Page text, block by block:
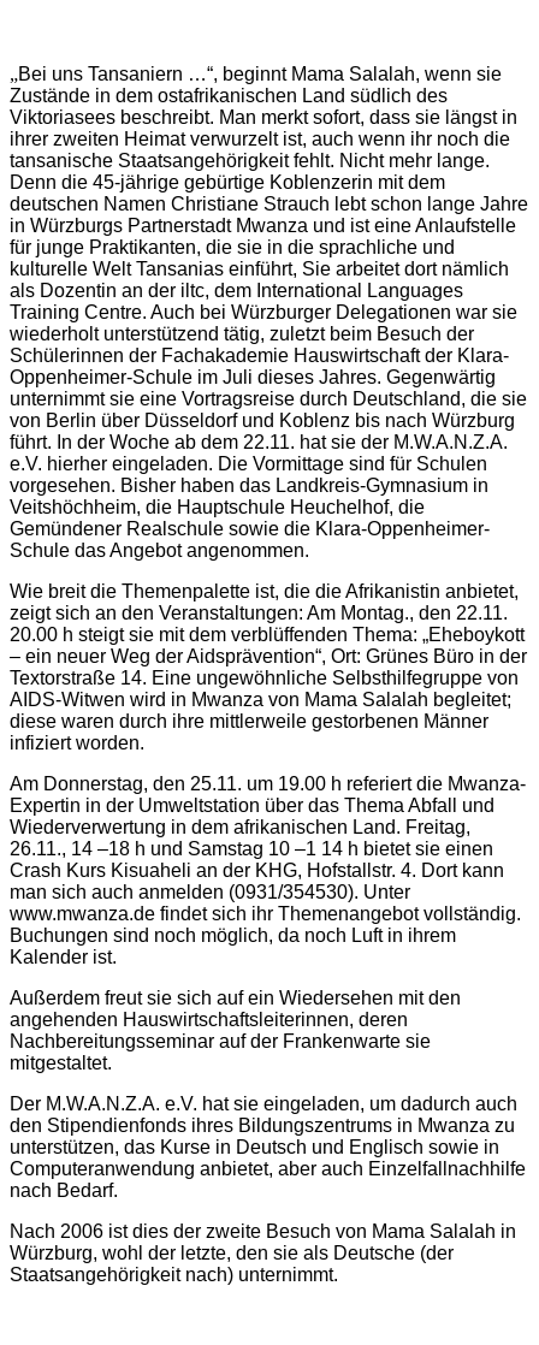
„Bei uns Tansaniern …“, beginnt Mama Salalah, wenn sie
Zustände in dem ostafrikanischen Land südlich des
Viktoriasees beschreibt. Man merkt sofort, dass sie längst in
ihrer zweiten Heimat verwurzelt ist, auch wenn ihr noch die
tansanische Staatsangehörigkeit fehlt. Nicht mehr lange.
Denn die 45-jährige gebürtige Koblenzerin mit dem
deutschen Namen Christiane Strauch lebt schon lange Jahre
in Würzburgs Partnerstadt Mwanza und ist eine Anlaufstelle
für junge Praktikanten, die sie in die sprachliche und
kulturelle Welt Tansanias einführt, Sie arbeitet dort nämlich
als Dozentin an der iltc, dem International Languages
Training Centre. Auch bei Würzburger Delegationen war sie
wiederholt unterstützend tätig, zuletzt beim Besuch der
Schülerinnen der Fachakademie Hauswirtschaft der Klara-
Oppenheimer-Schule im Juli dieses Jahres. Gegenwärtig
unternimmt sie eine Vortragsreise durch Deutschland, die sie
von Berlin über Düsseldorf und Koblenz bis nach Würzburg
führt. In der Woche ab dem 22.11. hat sie der M.W.A.N.Z.A.
e.V. hierher eingeladen. Die Vormittage sind für Schulen
vorgesehen. Bisher haben das Landkreis-Gymnasium in
Veitshöchheim, die Hauptschule Heuchelhof, die
Gemündener Realschule sowie die Klara-Oppenheimer-
Schule das Angebot angenommen.
Wie breit die Themenpalette ist, die die Afrikanistin anbietet,
zeigt sich an den Veranstaltungen: Am Montag., den 22.11.
20.00 h steigt sie mit dem verblüffenden Thema: „Eheboykott
– ein neuer Weg der Aidsprävention“, Ort: Grünes Büro in der
Textorstraße 14. Eine ungewöhnliche Selbsthilfegruppe von
AIDS-Witwen wird in Mwanza von Mama Salalah begleitet;
diese waren durch ihre mittlerweile gestorbenen Männer
infiziert worden.
Am Donnerstag, den 25.11. um 19.00 h referiert die Mwanza-
Expertin in der Umweltstation über das Thema Abfall und
Wiederverwertung in dem afrikanischen Land. Freitag,
26.11., 14 –18 h und Samstag 10 –1 14 h bietet sie einen
Crash Kurs Kisuaheli an der KHG, Hofstallstr. 4. Dort kann
man sich auch anmelden (0931/354530). Unter
www.mwanza.de findet sich ihr Themenangebot vollständig.
Buchungen sind noch möglich, da noch Luft in ihrem
Kalender ist.
Außerdem freut sie sich auf ein Wiedersehen mit den
angehenden Hauswirtschaftsleiterinnen, deren
Nachbereitungsseminar auf der Frankenwarte sie
mitgestaltet.
Der M.W.A.N.Z.A. e.V. hat sie eingeladen, um dadurch auch
den Stipendienfonds ihres Bildungszentrums in Mwanza zu
unterstützen, das Kurse in Deutsch und Englisch sowie in
Computeranwendung anbietet, aber auch Einzelfallnachhilfe
nach Bedarf.
Nach 2006 ist dies der zweite Besuch von Mama Salalah in
Würzburg, wohl der letzte, den sie als Deutsche (der
Staatsangehörigkeit nach) unternimmt.